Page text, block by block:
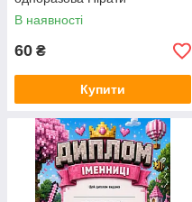
В наявності
60 ₴
Купити